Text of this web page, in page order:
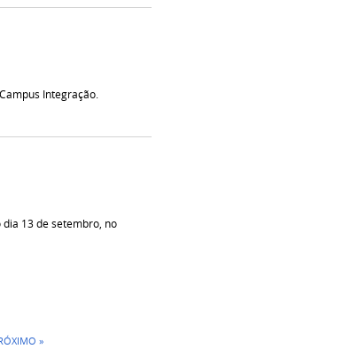
Integração.
dia 13 de setembro, no
»